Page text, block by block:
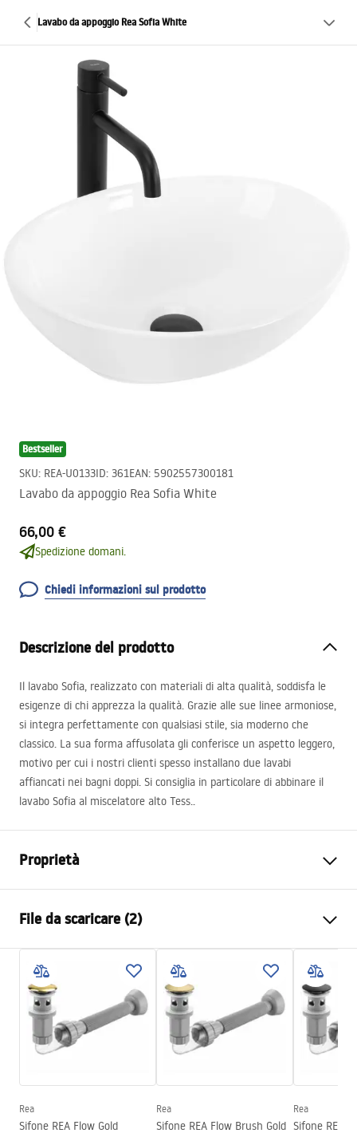
Lavabo da appoggio Rea Sofia White
Bestseller
SKU: REA-U0133ID: 361EAN: 5902557300181
Lavabo da appoggio Rea Sofia White
66,00 €
Spedizione domani.
Chiedi informazioni sul prodotto
Descrizione del prodotto
Il lavabo Sofia, realizzato con materiali di alta qualità, soddisfa le
esigenze di chi apprezza la qualità. Grazie alle sue linee armoniose,
si integra perfettamente con qualsiasi stile, sia moderno che
classico. La sua forma affusolata gli conferisce un aspetto leggero,
motivo per cui i nostri clienti spesso installano due lavabi
affiancati nei bagni doppi. Si consiglia in particolare di abbinare il
lavabo Sofia al miscelatore alto Tess..
Proprietà
Materiale
Colore
Bianco
Finitura
Lucido
Lunghezza
410
Larghezza
345mm
Altezza
150
Forma
File da scaricare (2)
Istruzioni di montaggio
Condizioni di garanzia
Rea
Sifone REA Flow Gold
Rea
Sifone REA Flow Brush Gold
Rea
Sifone REA